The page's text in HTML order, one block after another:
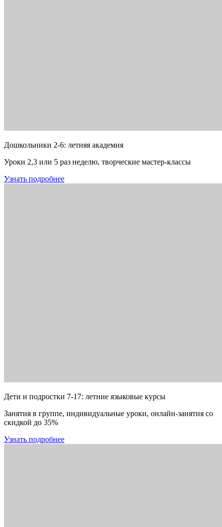
Дошкольники 2-6: летняя академия
Уроки 2,3 или 5 раз неделю, творческие мастер-классы
Узнать подробнее
Дети и подростки 7-17: летние языковые курсы
Занятия в группе, индивидуальные уроки, онлайн-занятия со
скидкой до 35%
Узнать подробнее